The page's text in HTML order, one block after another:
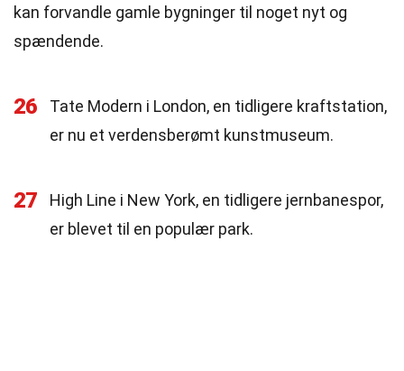
kan forvandle gamle bygninger til noget nyt og
spændende.
26
Tate Modern i London, en tidligere kraftstation,
er nu et verdensberømt kunstmuseum.
27
High Line i New York, en tidligere jernbanespor,
er blevet til en populær park.